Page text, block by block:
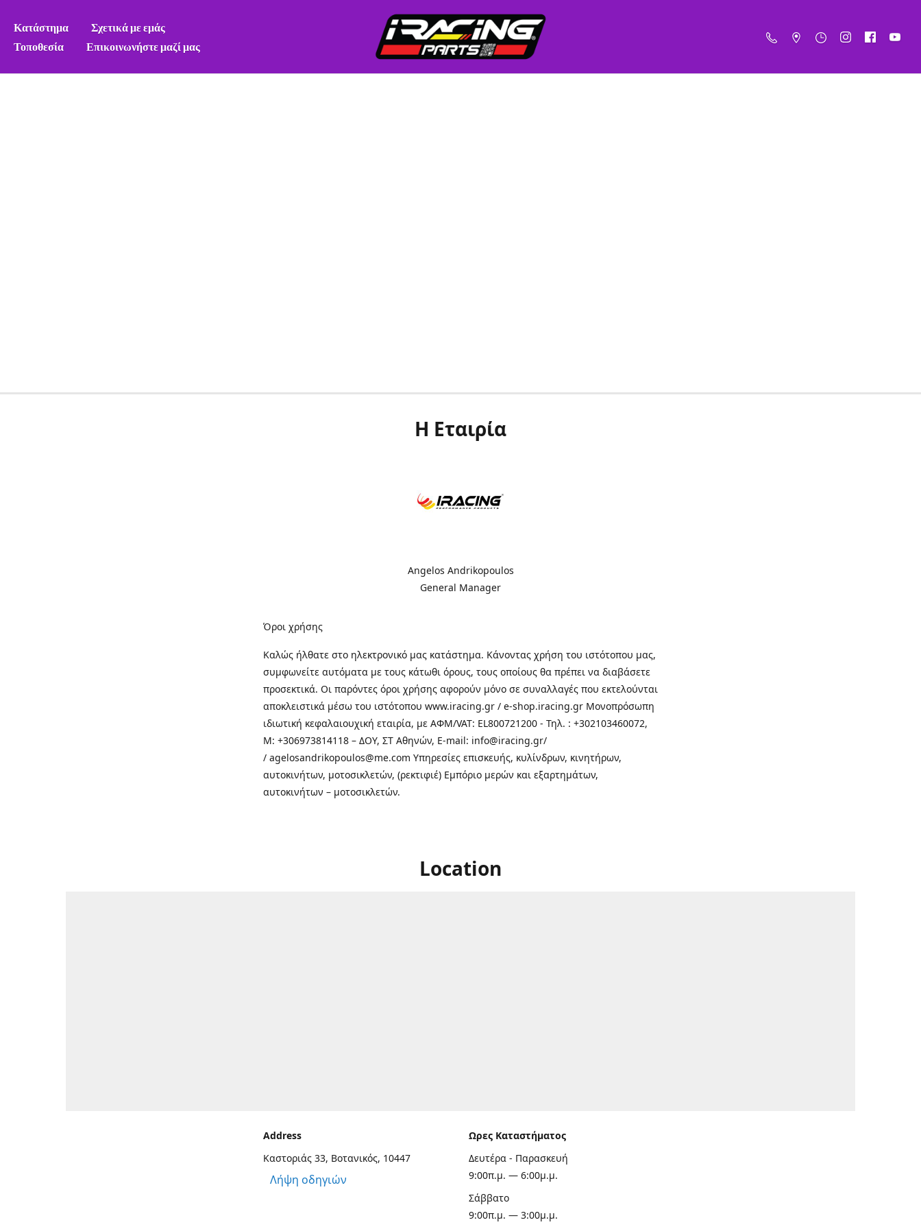
Κατάστημα
Σχετικά με εμάς
Τοποθεσία
Επικοινωνήστε μαζί μας
Η Εταιρία
Angelos Andrikopoulos
General Manager
Όροι χρήσης
Καλώς ήλθατε στo ηλεκτρονικό μας κατάστημα. Κάνοντας χρήση του ιστότοπου μας,
συμφωνείτε αυτόματα με τους κάτωθι όρους, τους οποίους θα πρέπει να διαβάσετε
προσεκτικά. Οι παρόντες όροι χρήσης αφορούν μόνο σε συναλλαγές που εκτελούνται
αποκλειστικά μέσω του ιστότοπου www.iracing.gr / e-shop.iracing.gr Μονοπρόσωπη
ιδιωτική κεφαλαιουχική εταιρία, με ΑΦΜ/VAT: EL800721200 - Τηλ. : +302103460072,
M: +306973814118 – ΔΟΥ, ΣΤ Αθηνών, E-mail: info@iracing.gr/
/ agelosandrikopoulos@me.com Υπηρεσίες επισκευής, κυλίνδρων, κινητήρων,
αυτοκινήτων, μοτοσικλετών, (ρεκτιφιέ) Εμπόριο μερών και εξαρτημάτων,
αυτοκινήτων – μοτοσικλετών.
Location
Address
Καστοριάς 33, Βοτανικός, 10447
Λήψη οδηγιών
Ωρες Καταστήματος
Δευτέρα - Παρασκευή
9:00π.μ. — 6:00μ.μ.
Σάββατο
9:00π.μ. — 3:00μ.μ.